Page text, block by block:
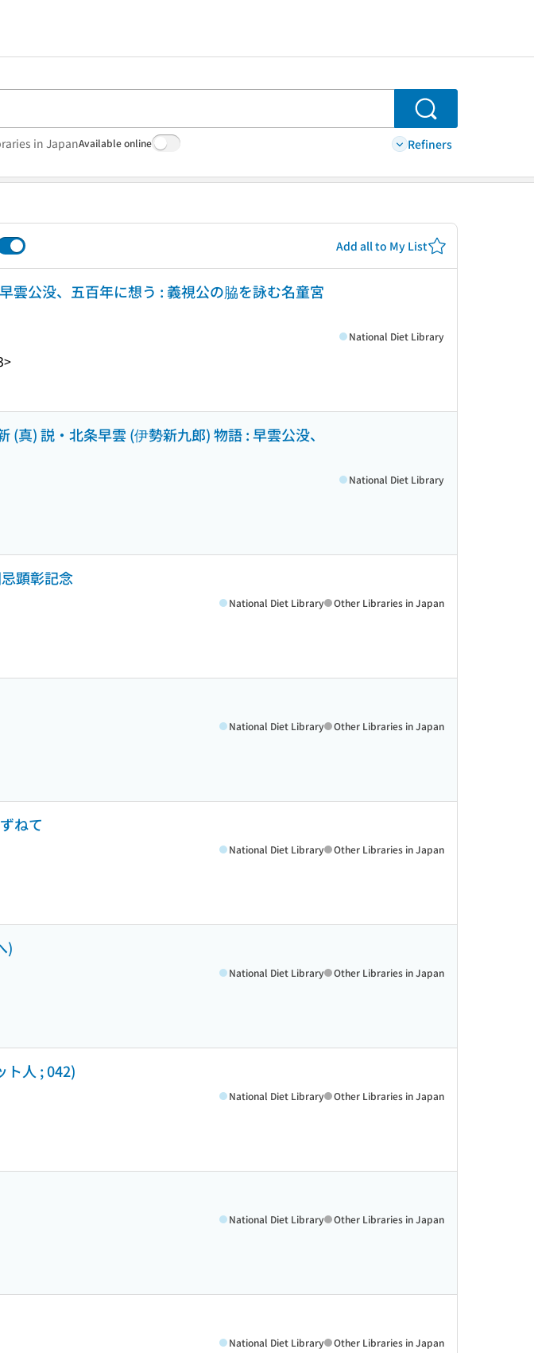
Search
in JapanAvailable online Refiners
Add all to My List
雲公没、五百年に想う : 義視公の脇を詠む名童宮
National Diet Library
真) 説・北条早雲 (伊勢新九郎) 物語 : 早雲公没、
National Diet Library
顕彰記念
National Diet Library Other Libraries in Japan
National Diet Library Other Libraries in Japan
ねて
National Diet Library Other Libraries in Japan
)
National Diet Library Other Libraries in Japan
ト人 ; 042)
National Diet Library Other Libraries in Japan
National Diet Library Other Libraries in Japan
National Diet Library Other Libraries in Japan